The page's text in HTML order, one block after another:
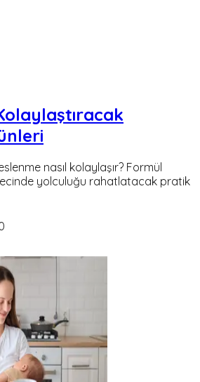
nasıl kolaylaşır? Formül
yolculuğu rahatlatacak pratik